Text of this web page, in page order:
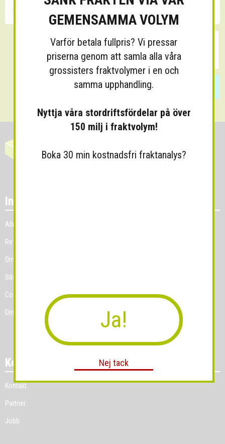
Information
Allmänna villkor
Referenskunder
Om Grossist.se
Sitemap
Cookies
Dina Cookie-prefenser
Kontakt
Kontakt
Partner
Jobb
GEMENSAMMA VOLYM
Varför betala fullpris? Vi pressar
priserna genom att samla alla våra
grossisters fraktvolymer i en och
samma upphandling.
Nyttja våra stordriftsfördelar på över
150 milj i fraktvolym!
Boka 30 min kostnadsfri fraktanalys?
Ja!
Nej tack